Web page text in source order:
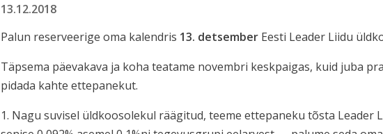
13.12.2018
Palun reserveerige oma kalendris 13. detsember Eesti Leader Liidu
Täpsema päevakava ja koha teatame novembri keskpaigas, kuid juba
pidada kahte ettepanekut.
1. Nagu suvisel üldkoosolekul räägitud, teeme ettepaneku tõsta Leader